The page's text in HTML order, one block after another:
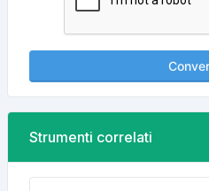
Strumenti correlati